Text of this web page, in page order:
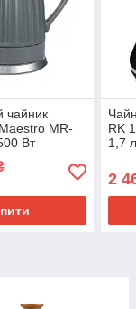
чайник
MR-
Вт
RK
1,7
2